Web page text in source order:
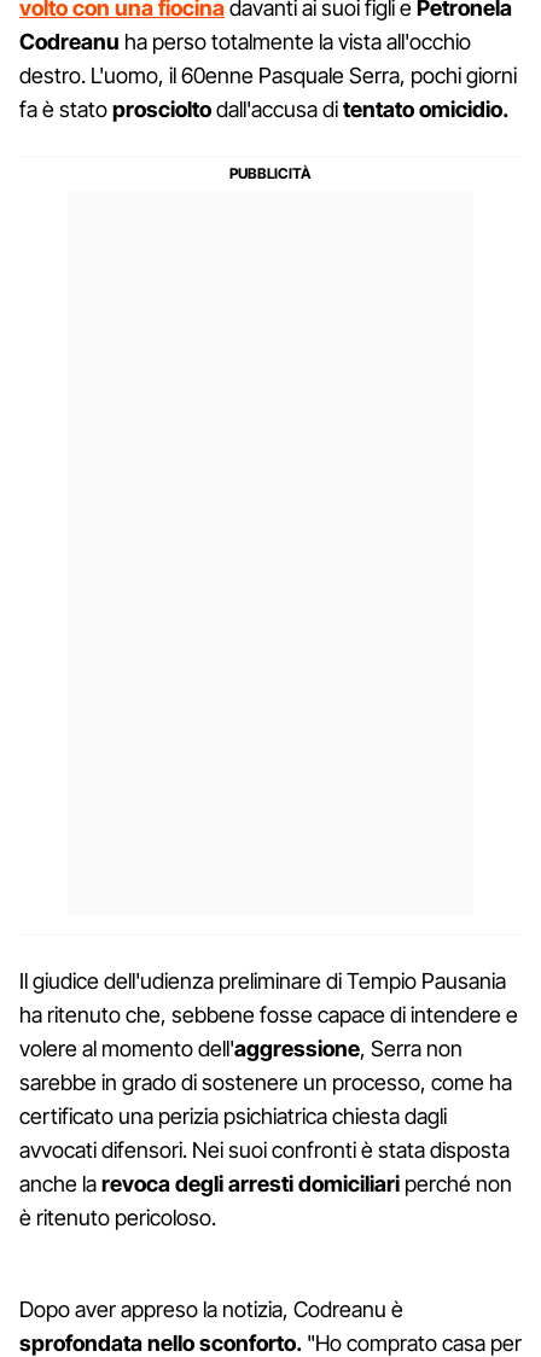
volto con una fiocinadavanti ai suoi figli ePetronela
Codreanu ha perso totalmente la vista all'occhio
destro. L'uomo, il 60enne Pasquale Serra, pochi giorni
fa è statoproscioltodall'accusa ditentato omicidio.
Il giudice dell'udienza preliminare di Tempio Pausania
ha ritenuto che, sebbene fosse capace di intendere e
volere al momento dell'aggressione, Serra non
sarebbe in grado di sostenere un processo, come ha
certificato una perizia psichiatrica chiesta dagli
avvocati difensori. Nei suoi confronti è stata disposta
anche larevoca degli arresti domiciliari perché non
è ritenuto pericoloso.
Dopo aver appreso la notizia, Codreanu è
sprofondata nello sconforto. "Ho comprato casa per